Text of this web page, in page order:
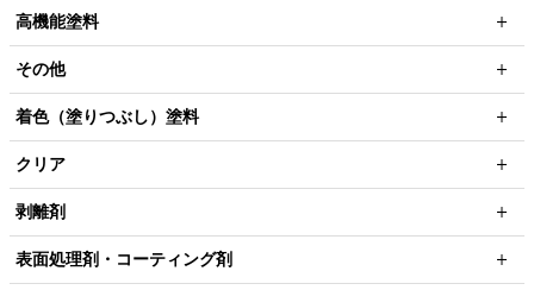
高機能塗料
その他
着色（塗りつぶし）塗料
クリア
剥離剤
表面処理剤・コーティング剤